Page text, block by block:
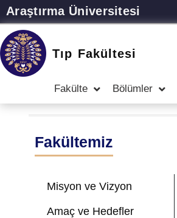
Araştırma Üniversitesi
Tıp Fakültesi
Fakülte Bölümler
Fakültemiz
Misyon ve Vizyon
Amaç ve Hedefler